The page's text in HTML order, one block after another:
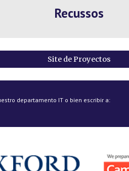
Recussos
Site de Proyectos
departamento IT o bien escribir a: